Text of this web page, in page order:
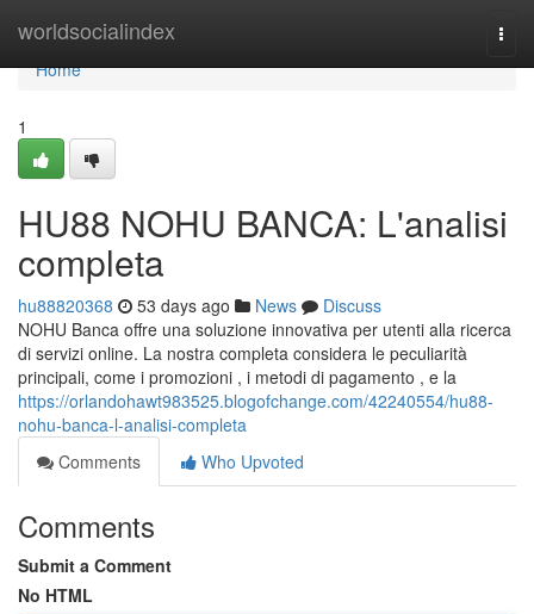
worldsocialindex
Home
Home
1
HU88 NOHU BANCA: L'analisi
completa
hu88820368 53 days ago News
Discuss
NOHU Banca offre una soluzione innovativa per utenti alla ricerca
di servizi online. La nostra completa considera le peculiarità
principali, come i promozioni , i metodi di pagamento , e la
https://orlandohawt983525.blogofchange.com/42240554/hu88-
nohu-banca-l-analisi-completa
Comments
Who Upvoted
Comments
Submit a Comment
No HTML